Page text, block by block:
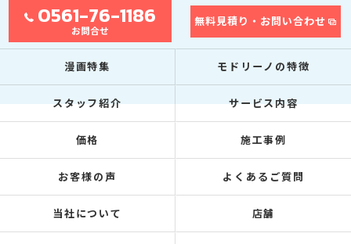
0561-76-1186
お問合せ
無料見積り・お問い合わせ
漫画特集 モドリーノの特徴
スタッフ紹介 サービス内容
価格 施工事例
お客様の声 よくあるご質問
当社について 店舗